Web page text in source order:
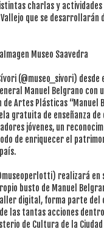
charlas y
que se desarrollarán
Museo Saavedra
(@museo_sivori)
Manuel Belgrano
Artes Plásticas “Manuel
gratuita de enseñanza de
jóvenes, un
de enriquecer el
realizará
busto de Manuel
digital, forma parte del
las tantas acciones
de Cultura de la Ciudad